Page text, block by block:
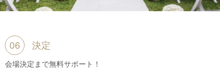
06 決定
会場決定まで無料サポート！